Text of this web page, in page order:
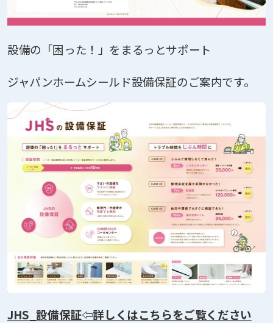
設備の「困った！」をまるっとサポート
ジャパンホームシールド設備保証のご案内です。
JHS_設備保証⇦詳しくはこちらをご覧ください